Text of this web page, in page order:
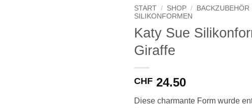
START / SHOP / BACKZUBEHÖR
SILIKONFORMEN
Katy Sue
Giraffe
CHF 24.50
Diese charmante Form wurde